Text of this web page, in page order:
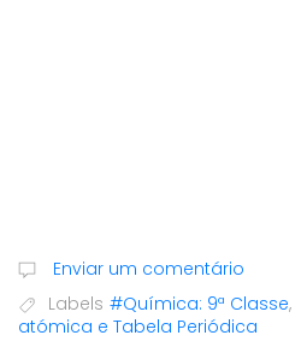
Enviar um comentário
Labels #Química: 9ª Classe,
atómica e Tabela Periódica